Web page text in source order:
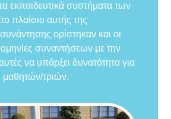
εκπαιδευτικά συστήματα των
πλαίσιο αυτής της
ορίστηκαν και οι
συναντήσεων με την
να υπάρξει δυνατότητα για
μαθητών/τριών.